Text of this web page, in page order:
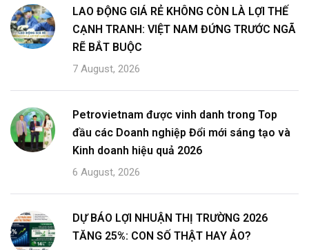
LAO ĐỘNG GIÁ RẺ KHÔNG CÒN LÀ LỢI THẾ
CẠNH TRANH: VIỆT NAM ĐỨNG TRƯỚC NGÃ
RẼ BẮT BUỘC
7 August, 2026
Petrovietnam được vinh danh trong Top
đầu các Doanh nghiệp Đổi mới sáng tạo và
Kinh doanh hiệu quả 2026
6 August, 2026
DỰ BÁO LỢI NHUẬN THỊ TRƯỜNG 2026
TĂNG 25%: CON SỐ THẬT HAY ẢO?